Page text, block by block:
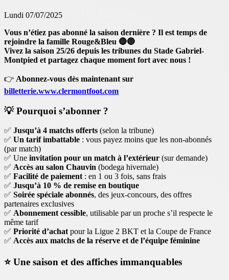
Lundi 07/07/2025
Vous n’étiez pas abonné la saison dernière ? Il est temps de
rejoindre la famille Rouge&Bleu 🔴🔵
Vivez la saison 25/26 depuis les tribunes du Stade Gabriel-
Montpied et partagez chaque moment fort avec nous !
👉 Abonnez-vous dès maintenant sur
billetterie.www.clermontfoot.com
💡Pourquoi s’abonner ?
✅ Jusqu’à 4 matchs offerts (selon la tribune)
✅ Un tarif imbattable : vous payez moins que les non-abonnés
(par match)
✅ Une invitation pour un match à l’extérieur (sur demande)
✅ Accès au salon Chauvin (bodega hivernale)
✅ Facilité de paiement : en 1 ou 3 fois, sans frais
✅ Jusqu’à 10 % de remise en boutique
✅ Soirée spéciale abonnés, des jeux-concours, des offres
partenaires exclusives
✅ Abonnement cessible, utilisable par un proche s’il respecte le
même tarif
✅ Priorité d’achat pour la Ligue 2 BKT et la Coupe de France
✅ Accès aux matchs de la réserve et de l’équipe féminine
⭐Une saison et des affiches immanquables